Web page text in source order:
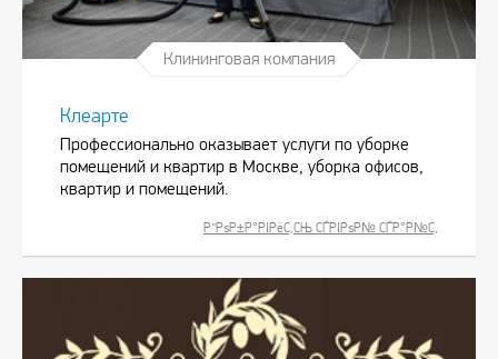
Клининговая компания
Клеарте
Профессионально оказывает услуги по уборке
помещений и квартир в Москве, уборка офисов,
квартир и помещений.
Р”РѕР±Р°РІРёС‚СЊ СЃРІРѕР№ СЃР°Р№С‚